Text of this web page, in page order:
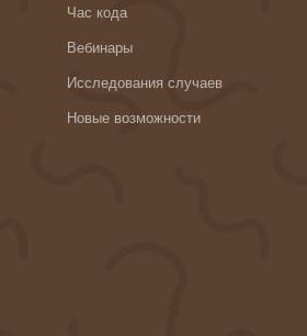
Час кода
Вебинары
Исследования случаев
Новые возможности